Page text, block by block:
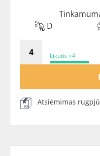
D
Likutis >4
Atsiėmimas